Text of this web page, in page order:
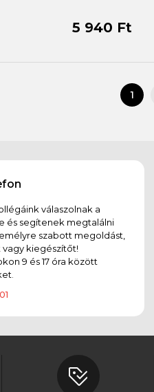
5 940 Ft
1
válaszolnak a
és segítenek megtalálni
szabott megoldást,
kiegészítőt!
9 és 17 óra között